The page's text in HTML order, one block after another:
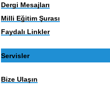
Dergi Mesajları
Milli Eğitim Şurası
Faydalı Linkler
Servisler
Bize Ulaşın